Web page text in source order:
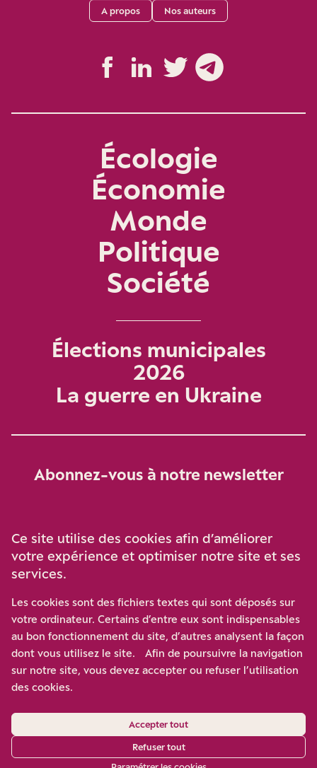
A propos Nos auteurs
Écologie
Économie
Monde
Politique
Société
Élections municipales
2026
La guerre en Ukraine
Abonnez-vous à notre newsletter
Participez à notre effort pour conforter la démocratie en
luttant contre l’ascension aux extrêmes, et la
disqualification de l’adversaire, en promouvant la
confrontation des idées et des opinions.
Nous soutenir
Ce site utilise des cookies afin d’améliorer
votre expérience et optimiser notre site et ses
services.
Les cookies sont des fichiers textes qui sont déposés sur
votre ordinateur. Certains d’entre eux sont indispensables
au bon fonctionnement du site, d’autres analysent la façon
dont vous utilisez le site. Afin de poursuivre la navigation
sur notre site, vous devez accepter ou refuser l’utilisation
des cookies.
Accepter tout
Refuser tout